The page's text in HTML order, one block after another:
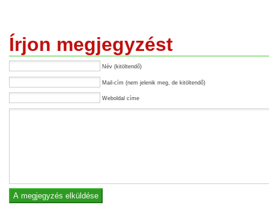
Írjon megjegyzést
Név (kitöltendő)
Mail-cím (nem jelenik meg, de kitöltendő)
Weboldal címe